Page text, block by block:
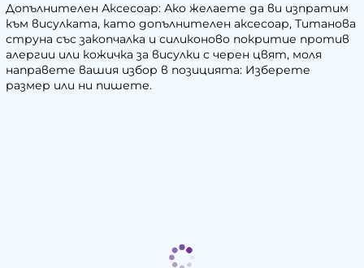
Допълнителен Аксесоар: Ако желаете да ви изпратим
към висулката, като допълнителен аксесоар, Титанова
струна със закопчалка и силиконово покритие против
алергии или кожичка за висулки с черен цвят, моля
направете вашия избор в позицията: Изберете
размер или ни пишете.